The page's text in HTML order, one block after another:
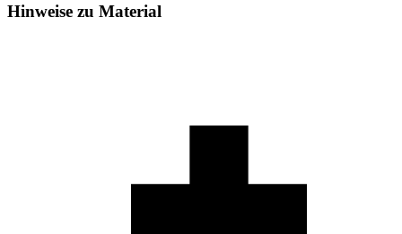
Hinweise zu Material